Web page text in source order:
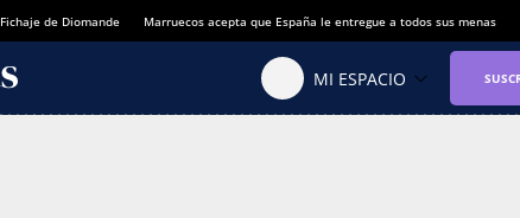
Fichaje de Diomande Marruecos acepta que España le entregue a todos sus menas